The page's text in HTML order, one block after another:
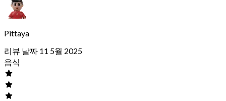
Pittaya
리뷰 날짜 11 5월 2025
음식